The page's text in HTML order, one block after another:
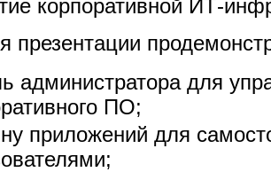
корпоративной ИТ-
презентации
администратора для
ПО;
приложений для